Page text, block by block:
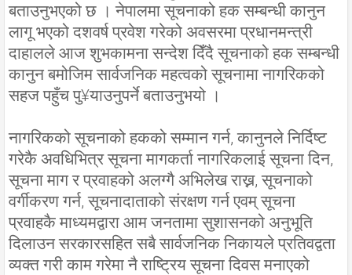
बताउनुभएको छ । नेपालमा सूचनाको हक सम्बन्धी कानुन
लागू भएको दशवर्ष प्रवेश गरेको अवसरमा प्रधानमन्त्री
दाहालले आज शुभकामना सन्देश दिँदै सूचनाको हक सम्बन्धी
कानुन बमोजिम सार्वजनिक महत्वको सूचनामा नागरिकको
सहज पहुँच पु¥याउनुपर्ने बताउनुभयो ।
नागरिकको सूचनाको हकको सम्मान गर्न, कानुनले निर्दिष्ट
गरेकै अवधिभित्र सूचना मागकर्ता नागरिकलाई सूचना दिन,
सूचना माग र प्रवाहको अलग्गै अभिलेख राख्न, सूचनाको
वर्गीकरण गर्न, सूचनादाताको संरक्षण गर्न एवम् सूचना
प्रवाहकै माध्यमद्वारा आम जनतामा सुशासनको अनुभूति
दिलाउन सरकारसहित सबै सार्वजनिक निकायले प्रतिवद्वता
व्यक्त गरी काम गरेमा नै राष्ट्रिय सूचना दिवस मनाएको